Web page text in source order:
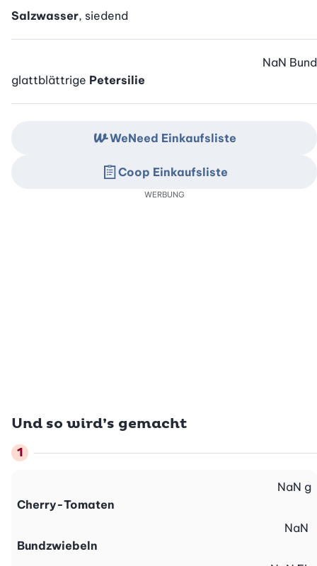
Salzwasser, siedend
glattblättrige Petersilie
NaN Bund
Und so wird’s gemacht
Cherry-Tomaten
NaN g
Bundzwiebeln
NaN
WeNeed Einkaufsliste
Coop Einkaufsliste
WERBUNG